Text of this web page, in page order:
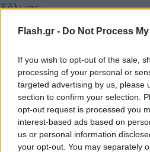
Flash.gr - Do Not Process
If you wish to opt-out of the sale,
processing of your personal or
targeted advertising by us, please
section to confirm your selection.
opt-out request is processed you
interest-based ads based on
us or personal information
your opt-out. You may separately
δήλωσε: